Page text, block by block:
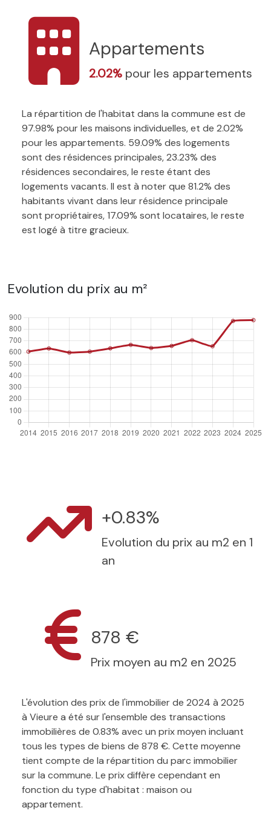
Appartements
2.02% pour les appartements
La répartition de l'habitat dans la commune est de
97.98% pour les maisons individuelles, et de 2.02%
pour les appartements. 59.09% des logements
sont des résidences principales, 23.23% des
résidences secondaires, le reste étant des
logements vacants. Il est à noter que 81.2% des
habitants vivant dans leur résidence principale
sont propriétaires, 17.09% sont locataires, le reste
est logé à titre gracieux.
Evolution du prix au m²
+0.83%
Evolution du prix au m2 en 1
an
878 €
Prix moyen au m2 en 2025
L'évolution des prix de l'immobilier de 2024 à 2025
à Vieure a été sur l'ensemble des transactions
immobilières de 0.83% avec un prix moyen incluant
tous les types de biens de 878 €. Cette moyenne
tient compte de la répartition du parc immobilier
sur la commune. Le prix diffère cependant en
fonction du type d'habitat : maison ou
appartement.